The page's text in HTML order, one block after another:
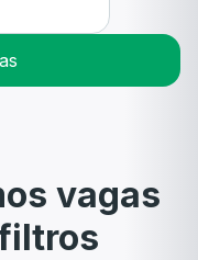
vagas